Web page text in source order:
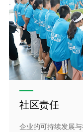
社区责任
企业的可持续发展